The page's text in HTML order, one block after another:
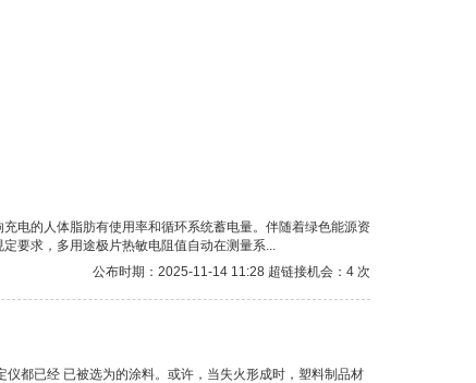
电的人体脂肪有使用率和循环系统蓄电量。伴随着绿色能源资
要求，多用途极片热敏电阻值自动在测量系...
公布时期：2025-11-14 11:28 超链接机会：4 次
都已经 已被选为的涂料。或许，当失火形成时，塑料制品材